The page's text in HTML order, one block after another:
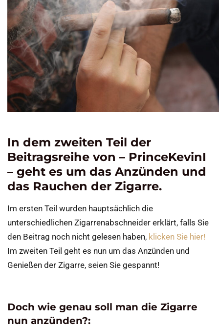
In dem zweiten Teil der
Beitragsreihe von – PrinceKevinI
– geht es um das Anzünden und
das Rauchen der Zigarre.
Im ersten Teil wurden hauptsächlich die
unterschiedlichen Zigarrenabschneider erklärt, falls Sie
den Beitrag noch nicht gelesen haben, klicken Sie hier!
Im zweiten Teil geht es nun um das Anzünden und
Genießen der Zigarre, seien Sie gespannt!
Doch wie genau soll man die Zigarre
nun anzünden?: